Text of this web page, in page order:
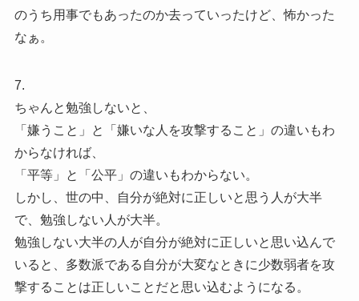
のうち用事でもあったのか去っていったけど、怖かった
なぁ。
7.
ちゃんと勉強しないと、
「嫌うこと」と「嫌いな人を攻撃すること」の違いもわ
からなければ、
「平等」と「公平」の違いもわからない。
しかし、世の中、自分が絶対に正しいと思う人が大半
で、勉強しない人が大半。
勉強しない大半の人が自分が絶対に正しいと思い込んで
いると、多数派である自分が大変なときに少数弱者を攻
撃することは正しいことだと思い込むようになる。